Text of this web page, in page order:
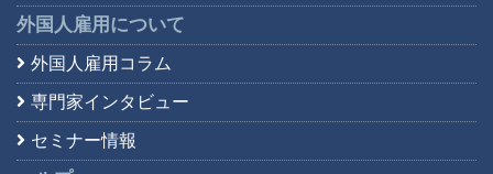
外国人雇用について
外国人雇用コラム
専門家インタビュー
セミナー情報